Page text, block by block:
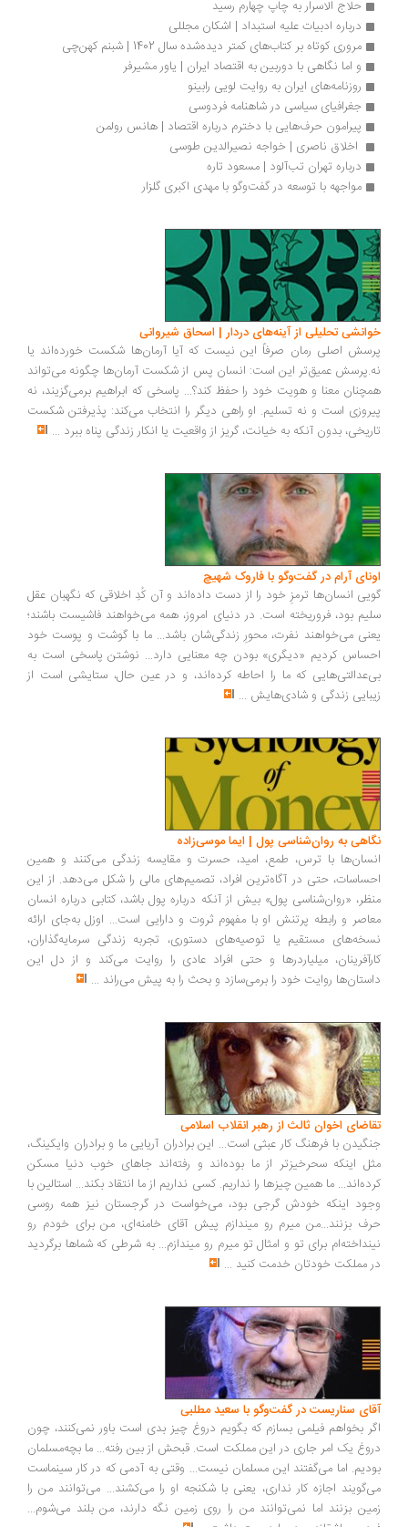
حلاج الاسرار به چاپ چهارم رسید
درباره ادبیات علیه استبداد | اشکان مجللی
مروری کوتاه بر کتاب‌های کمتر دیده‌شده سال 1402 | شبنم کهن‌چی
و اما نگاهی با دوربین به اقتصاد ایران | یاور مشیرفر
روزنامه‌های ایران به روایت لویی رابینو
جغرافیای سیاسی در شاهنامه فردوسی
پیرامون حرف‌هایی با دخترم درباره اقتصاد | هانس رولمن
اخلاق ناصری | خواجه نصیرالدین طوسی
درباره تهران تب‌آلود | مسعود تاره
مواجهه با توسعه در گفت‌وگو با مهدی اکبری گلزار
تحلیلی از آینه‌های دردار | اسحاق شیروانی
اصلی رمان صرفاً این نیست که آیا آرمان‌ها شکست خورده‌اند یا
عمیق‌تر این است: انسان پس از شکست آرمان‌ها چگونه می‌تواند
معنا و هویت خود را حفظ کند؟... پاسخی که ابراهیم برمی‌گزیند، نه
است و نه تسلیم. او راهی دیگر را انتخاب می‌کند: پذیرفتن شکست
بدون آنکه به خیانت، گریز از واقعیت یا انکار زندگی پناه ببرد...
آرام در گفت‌وگو با فاروک شهیچ‭
انسان‌ها ترمزِ خود را از دست داده‌اند و آن کُدِ اخلاقی که نگهبان عقل
بود، فروریخته است. در دنیای امروز، همه می‌خواهند فاشیست باشند؛
می‌خواهند نفرت، محورِ زندگی‌شان باشد... ما با گوشت و پوست خود
کردیم «دیگری» بودن چه معنایی دارد... نوشتن پاسخی است به
که ما را احاطه کرده‌اند، و در عین حال، ستایشی است از
زندگی و شادی‌هایش...
به روان‌شناسی پول | ایما موسی‌زاده
با ترس، طمع، امید، حسرت و مقایسه زندگی می‌کنند و همین
حتی در آگاه‌ترین افراد، تصمیم‌های مالی را شکل می‌دهد. از این
«روان‌شناسی پول» بیش از آنکه درباره پول باشد، کتابی درباره انسان
و رابطه پرتنش او با مفهوم ثروت و دارایی است... اوزل به‌جای ارائه
مستقیم یا توصیه‌های دستوری، تجربه زندگی سرمایه‌گذاران،
میلیاردرها و حتی افراد عادی را روایت می‌کند و از دل این
روایت خود را برمی‌سازد و بحث را به پیش می‌راند ...
اخوان ثالث از رهبر انقلاب اسلامی
با فرهنگ کار عبثی است... این برادران آریایی ما و برادران وایکینگ،
اینکه سحرخیزتر از ما بوده‌اند و رفته‌اند جاهای خوب دنیا مسکن
ما همین چیزها را نداریم. کسی نداریم از ما انتقاد بکند... استالین با
اینکه خودش گرجی بود، می‌خواست در گرجستان نیز همه روسی
بزنند...من میرم رو میندازم پیش آقای خامنه‌ای، من برای خودم رو
برای تو و امثال تو میرم رو میندازم... به شرطی که شماها برگردید
مملکت خودتان خدمت کنید...
سناریست در گفت‌وگو با سعید مطلبی
بخواهم فیلمی بسازم که بگویم دروغ چیز بدی است باور نمی‌کنند، چون
یک امر جاری در این مملکت است. قبحش از بین رفته... ما بچه‌مسلمان
اما می‌گفتند این مسلمان نیست... وقتی به آدمی که در کار سینماست
اجازه کار نداری، یعنی با شکنجه او را می‌کشند... می‌توانند من را
بزنند اما نمی‌توانند من را روی زمین نگه دارند، من بلند می‌شوم...